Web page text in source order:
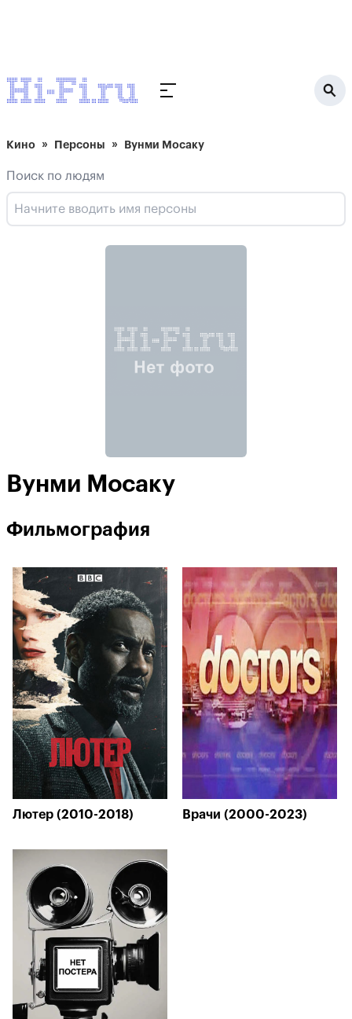
Кино Персоны Вунми Мосаку
Поиск по людям
Вунми Мосаку
Фильмография
Лютер (2010-2018) Врачи (2000-2023)